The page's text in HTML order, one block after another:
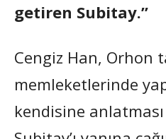
getiren Subitay.”
Cengiz Han, Orhon
memleketlerinde
kendisine